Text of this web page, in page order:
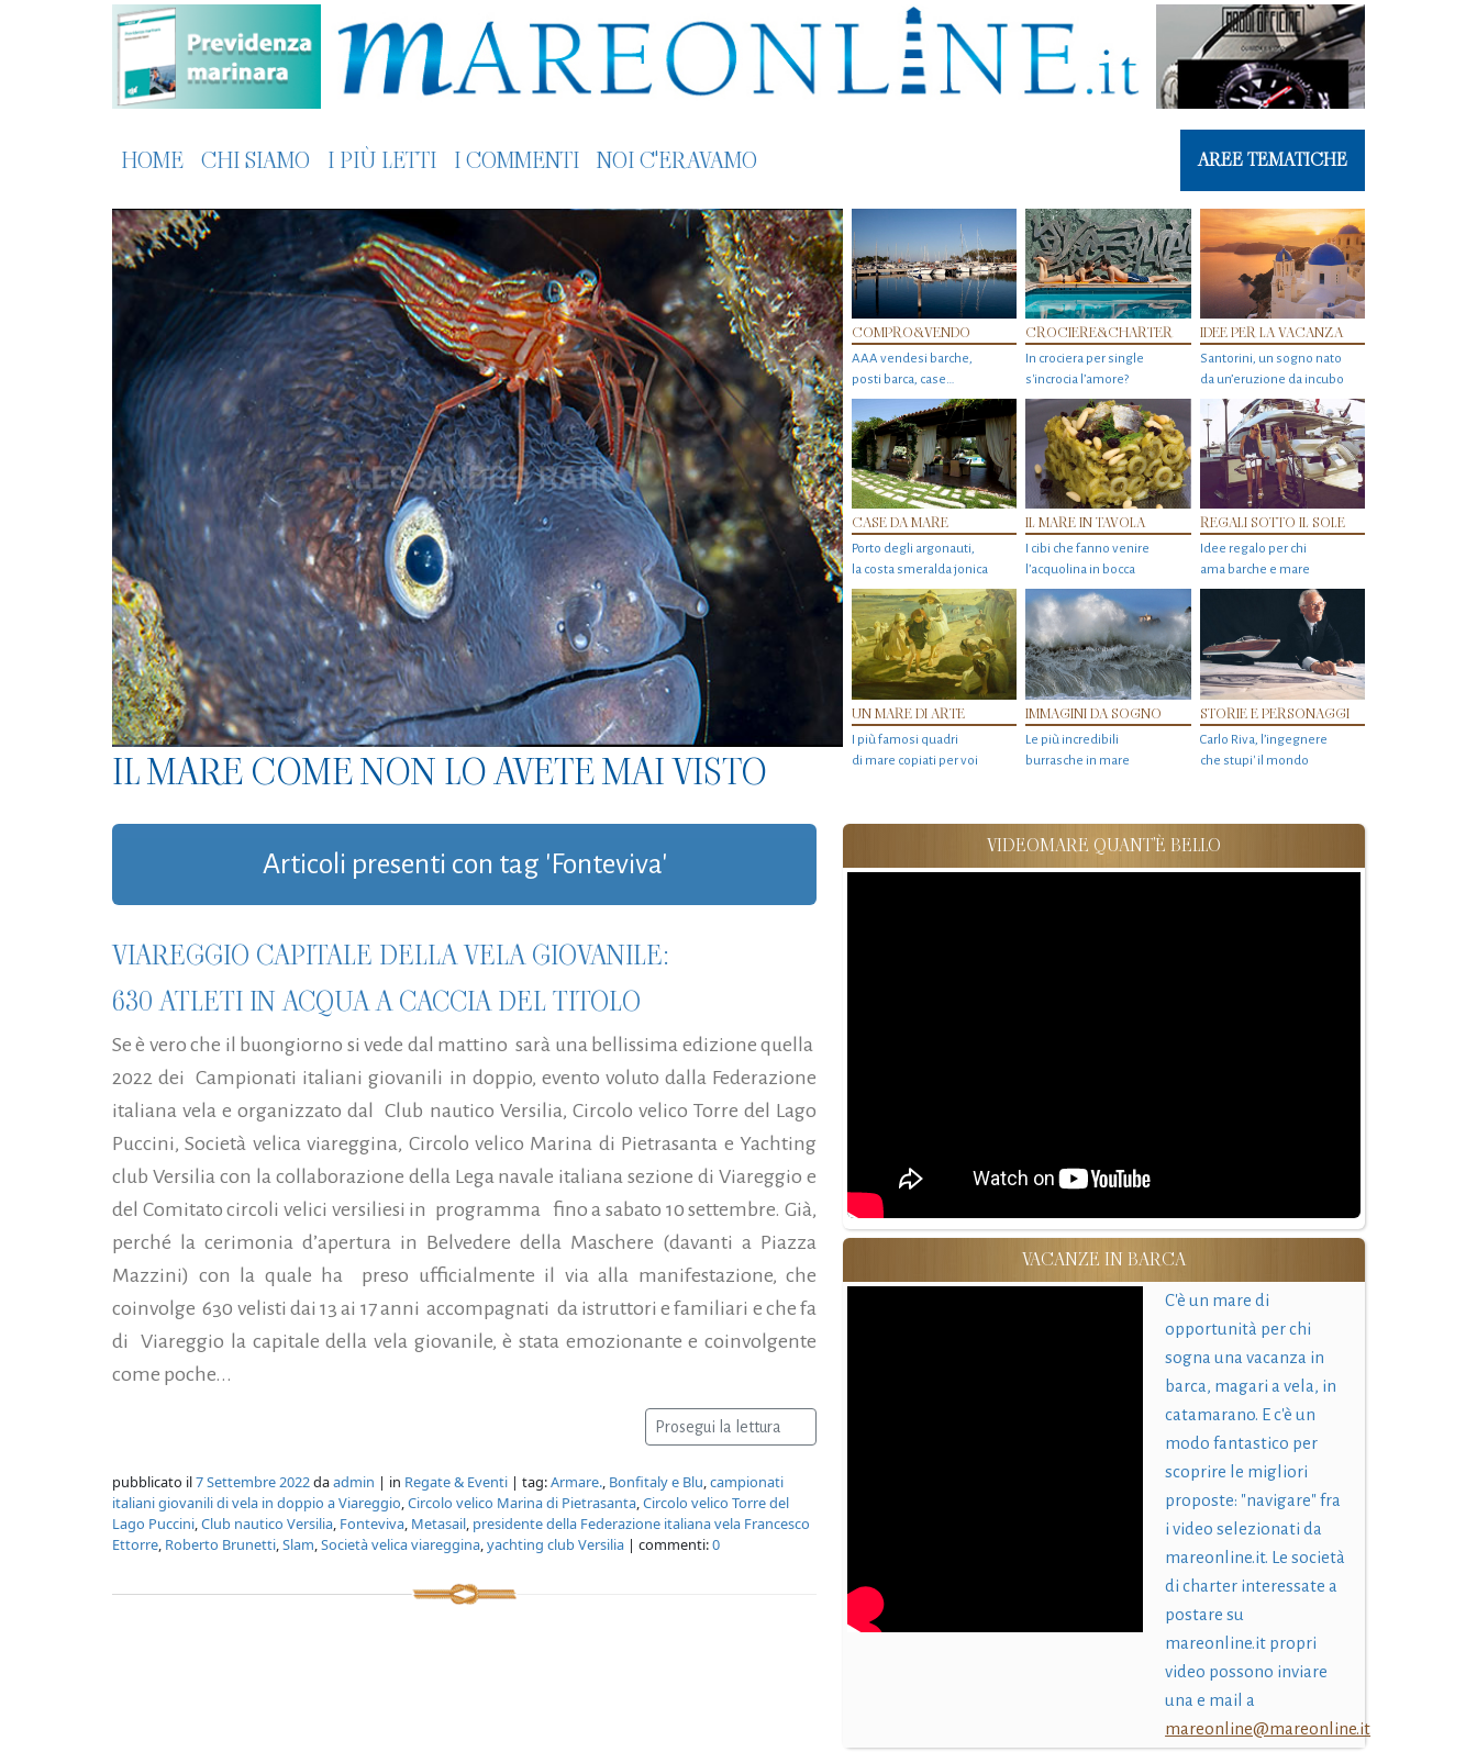
HOME CHI SIAMO I PIÙ LETTI I COMMENTI NOI C'ERAVAMO AREE TEMATICHE
IL MARE COME NON LO AVETE MAI VISTO
COMPRO&VENDO
AAA vendesi barche,
posti barca, case…
CROCIERE&CHARTER
In crociera per single
s'incrocia l’amore?
IDEE PER LA VACANZA
Santorini, un sogno nato
da un’eruzione da incubo
CASE DA MARE
Porto degli argonauti,
la costa smeralda jonica
IL MARE IN TAVOLA
I cibi che fanno venire
l’acquolina in bocca
REGALI SOTTO IL SOLE
Idee regalo per chi
ama barche e mare
UN MARE DI ARTE
I più famosi quadri
di mare copiati per voi
IMMAGINI DA SOGNO
Le più incredibili
burrasche in mare
STORIE E PERSONAGGI
Carlo Riva, l’ingegnere
che stupi' il mondo
Articoli presenti con tag 'Fonteviva'
VIAREGGIO CAPITALE DELLA VELA GIOVANILE:
630 ATLETI IN ACQUA A CACCIA DEL TITOLO
Se è vero che il buongiorno si vede dal mattino sarà una bellissima edizione quella
2022 dei Campionati italiani giovanili in doppio, evento voluto dalla Federazione
italiana vela e organizzato dal Club nautico Versilia, Circolo velico Torre del Lago
Puccini, Società velica viareggina, Circolo velico Marina di Pietrasanta e Yachting
club Versilia con la collaborazione della Lega navale italiana sezione di Viareggio e
del Comitato circoli velici versiliesi in programma fino a sabato 10 settembre. Già,
perché la cerimonia d’apertura in Belvedere della Maschere (davanti a Piazza
Mazzini) con la quale ha preso ufficialmente il via alla manifestazione, che
coinvolge 630 velisti dai 13 ai 17 anni accompagnati da istruttori e familiari e che fa
di Viareggio la capitale della vela giovanile, è stata emozionante e coinvolgente
come poche...
Prosegui la lettura
pubblicato il7 Settembre 2022daadmin | in Regate & Eventi | tag:Armare., Bonfitaly e Blu,campionati
italiani giovanili di vela in doppio a Viareggio,Circolo velico Marina di Pietrasanta,Circolo velico Torre del
Lago Puccini,Club nautico Versilia, Fonteviva, Metasail, presidente della Federazione italiana vela Francesco
Ettorre, Roberto Brunetti,Slam,Società velica viareggina,yachting club Versilia | commenti:0
VIDEOMARE QUANT'È BELLO
VACANZE IN BARCA
C'è un mare di
opportunità per chi
sogna una vacanza in
barca, magari a vela, in
catamarano. E c'è un
modo fantastico per
scoprire le migliori
proposte: "navigare" fra
i video selezionati da
mareonline.it. Le società
di charter interessate a
postare su
mareonline.it propri
video possono inviare
una e mail a
mareonline@mareonline.it